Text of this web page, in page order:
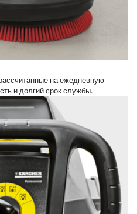
на ежедневную
и долгий срок службы.